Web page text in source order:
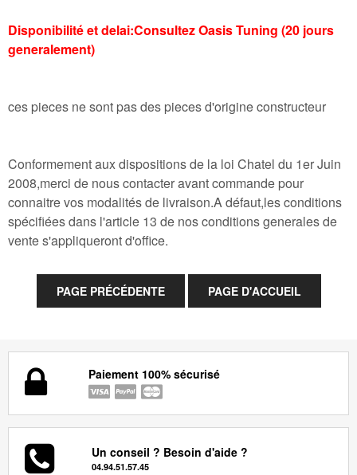
Disponibilité et delai:Consultez Oasis Tuning (20 jours
generalement)
ces pieces ne sont pas des pieces d'origine constructeur
Conformement aux dispositions de la loi Chatel du 1er Juin
2008,merci de nous contacter avant commande pour
connaitre vos modalités de livraison.A défaut,les conditions
spécifiées dans l'article 13 de nos conditions generales de
vente s'appliqueront d'office.
Paiement 100% sécurisé
Un conseil ? Besoin d'aide ?
04.94.51.57.45